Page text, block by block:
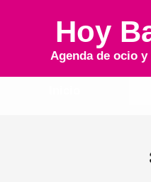
Hoy
Agenda de ocio